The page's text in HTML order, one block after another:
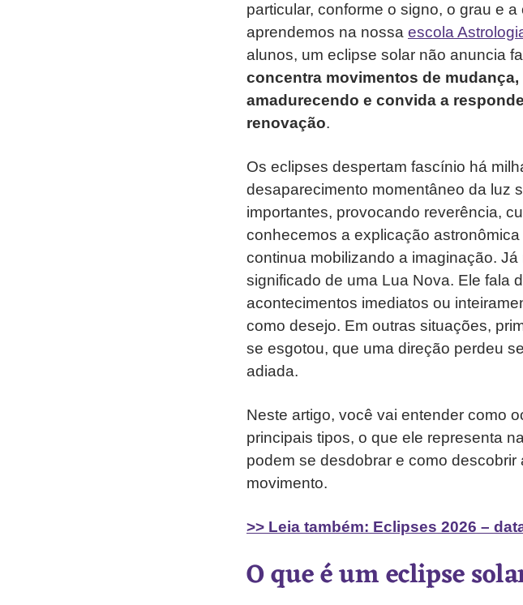
particular, conforme o signo, o grau e
aprendemos na nossa escola
alunos, um eclipse solar não anuncia
concentra movimentos de
amadurecendo e convida a
renovação.
Os eclipses despertam fascínio há
desaparecimento momentâneo da luz
importantes, provocando reverência,
conhecemos a explicação
continua mobilizando a imaginação.
significado de uma Lua Nova. Ele fala
acontecimentos imediatos ou
como desejo. Em outras situações,
se esgotou, que uma direção perdeu
adiada.
Neste artigo, você vai entender como
principais tipos, o que ele representa
podem se desdobrar e como
movimento.
>> Leia também: Eclipses 2026 –
O que é um eclipse